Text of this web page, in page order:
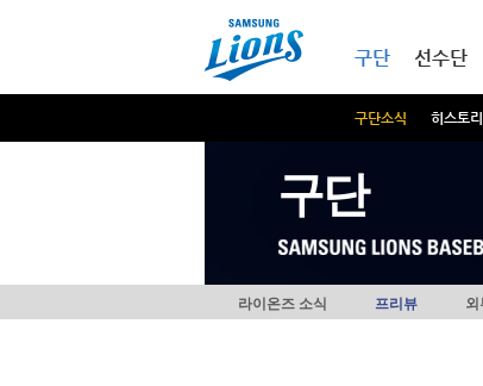
구단
구단소식 히스토리
선수단
구단
라이온즈 소식 프리뷰 외